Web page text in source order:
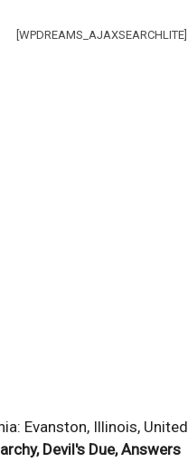
[WPDREAMS_AJAXSEARCHLITE]
Evanston, Illinois, United
Devil's Due, Answers